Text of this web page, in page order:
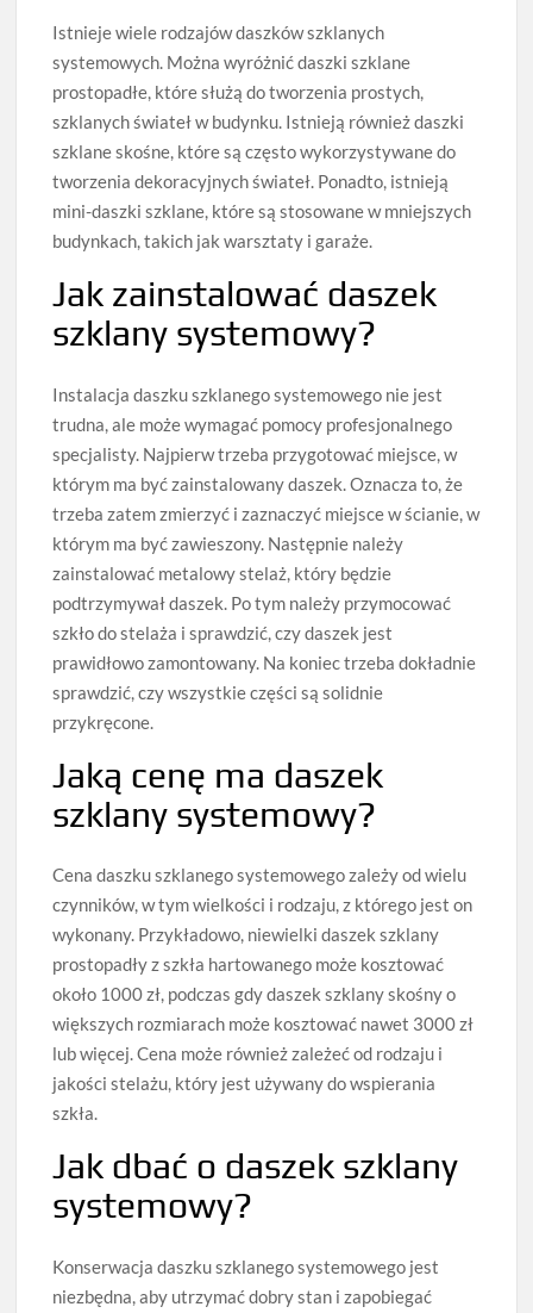
Istnieje wiele rodzajów daszków szklanych
systemowych. Można wyróżnić daszki szklane
prostopadłe, które służą do tworzenia prostych,
szklanych świateł w budynku. Istnieją również daszki
szklane skośne, które są często wykorzystywane do
tworzenia dekoracyjnych świateł. Ponadto, istnieją
mini-daszki szklane, które są stosowane w mniejszych
budynkach, takich jak warsztaty i garaże.
Jak zainstalować daszek
szklany systemowy?
Instalacja daszku szklanego systemowego nie jest
trudna, ale może wymagać pomocy profesjonalnego
specjalisty. Najpierw trzeba przygotować miejsce, w
którym ma być zainstalowany daszek. Oznacza to, że
trzeba zatem zmierzyć i zaznaczyć miejsce w ścianie, w
którym ma być zawieszony. Następnie należy
zainstalować metalowy stelaż, który będzie
podtrzymywał daszek. Po tym należy przymocować
szkło do stelaża i sprawdzić, czy daszek jest
prawidłowo zamontowany. Na koniec trzeba dokładnie
sprawdzić, czy wszystkie części są solidnie
przykręcone.
Jaką cenę ma daszek
szklany systemowy?
Cena daszku szklanego systemowego zależy od wielu
czynników, w tym wielkości i rodzaju, z którego jest on
wykonany. Przykładowo, niewielki daszek szklany
prostopadły z szkła hartowanego może kosztować
około 1000 zł, podczas gdy daszek szklany skośny o
większych rozmiarach może kosztować nawet 3000 zł
lub więcej. Cena może również zależeć od rodzaju i
jakości stelażu, który jest używany do wspierania
szkła.
Jak dbać o daszek szklany
systemowy?
Konserwacja daszku szklanego systemowego jest
niezbędna, aby utrzymać dobry stan i zapobiegać